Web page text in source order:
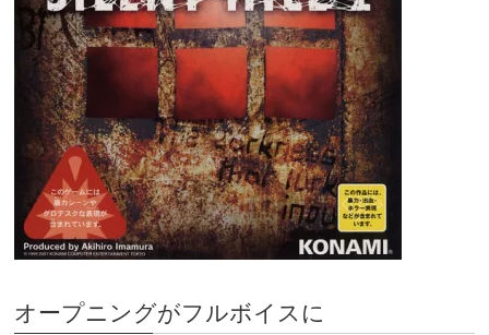
オープニングがフルボイスに